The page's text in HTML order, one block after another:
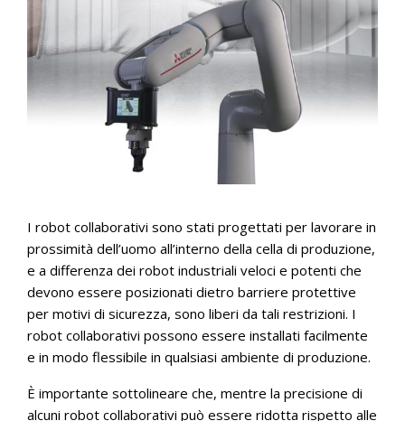
I robot collaborativi sono stati progettati per lavorare in
prossimità dell’uomo all’interno della cella di produzione,
e a differenza dei robot industriali veloci e potenti che
devono essere posizionati dietro barriere protettive
per motivi di sicurezza, sono liberi da tali restrizioni. I
robot collaborativi possono essere installati facilmente
e in modo flessibile in qualsiasi ambiente di produzione.
È importante sottolineare che, mentre la precisione di
alcuni robot collaborativi può essere ridotta rispetto alle